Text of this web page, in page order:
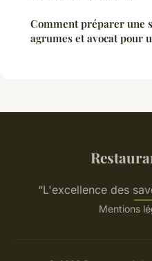
Comment préparer une
agrumes et avocat pour
“L'excellence des
Mentions